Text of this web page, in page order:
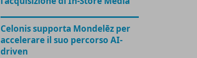
Celonis supporta Mondelēz per
accelerare il suo percorso AI-
driven